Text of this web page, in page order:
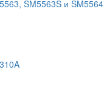
SM5563S и SM5564